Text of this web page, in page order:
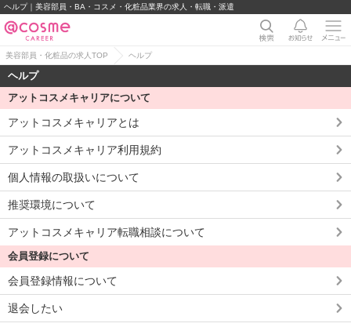
ヘルプ｜美容部員・BA・コスメ・化粧品業界の求人・転職・派遣
美容部員・化粧品の求人TOP ヘルプ
ヘルプ
アットコスメキャリアについて
アットコスメキャリアとは
アットコスメキャリア利用規約
個人情報の取扱いについて
推奨環境について
アットコスメキャリア転職相談について
会員登録について
会員登録情報について
退会したい